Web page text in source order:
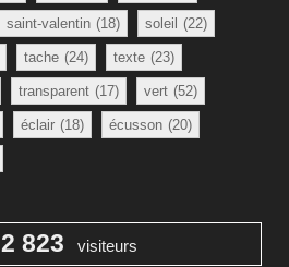
saint-valentin (18) soleil (22)
tache (24) texte (23)
transparent (17) vert (52)
éclair (18) écusson (20)
823 visiteurs